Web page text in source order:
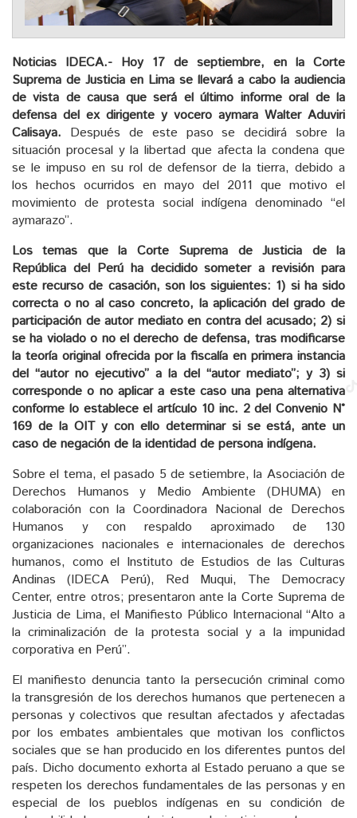
Noticias IDECA.- Hoy 17 de septiembre, en la Corte
Suprema de Justicia en Lima se llevará a cabo la audiencia
de vista de causa que será el último informe oral de la
defensa del ex dirigente y vocero aymara Walter Aduviri
Calisaya. Después de este paso se decidirá sobre la
situación procesal y la libertad que afecta la condena que
se le impuso en su rol de defensor de la tierra, debido a
los hechos ocurridos en mayo del 2011 que motivo el
movimiento de protesta social indígena denominado “el
aymarazo”.
Los temas que la Corte Suprema de Justicia de la
República del Perú ha decidido someter a revisión para
este recurso de casación, son los siguientes: 1) si ha sido
correcta o no al caso concreto, la aplicación del grado de
participación de autor mediato en contra del acusado; 2) si
se ha violado o no el derecho de defensa, tras modificarse
la teoría original ofrecida por la fiscalía en primera instancia
del “autor no ejecutivo” a la del “autor mediato”; y 3) si
corresponde o no aplicar a este caso una pena alternativa
conforme lo establece el artículo 10 inc. 2 del Convenio N°
169 de la OIT y con ello determinar si se está, ante un
caso de negación de la identidad de persona indígena.
Sobre el tema, el pasado 5 de setiembre, la Asociación de
Derechos Humanos y Medio Ambiente (DHUMA) en
colaboración con la Coordinadora Nacional de Derechos
Humanos y con respaldo aproximado de 130
organizaciones nacionales e internacionales de derechos
humanos, como el Instituto de Estudios de las Culturas
Andinas (IDECA Perú), Red Muqui, The Democracy
Center, entre otros; presentaron ante la Corte Suprema de
Justicia de Lima, el Manifiesto Público Internacional “Alto a
la criminalización de la protesta social y a la impunidad
corporativa en Perú”.
El manifiesto denuncia tanto la persecución criminal como
la transgresión de los derechos humanos que pertenecen a
personas y colectivos que resultan afectados y afectadas
por los embates ambientales que motivan los conflictos
sociales que se han producido en los diferentes puntos del
país. Dicho documento exhorta al Estado peruano a que se
respeten los derechos fundamentales de las personas y en
especial de los pueblos indígenas en su condición de